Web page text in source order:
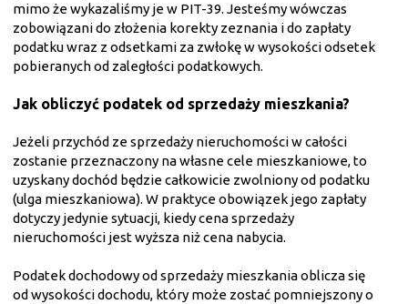
mimo że wykazaliśmy je w PIT-39. Jesteśmy wówczas
zobowiązani do złożenia korekty zeznania i do zapłaty
podatku wraz z odsetkami za zwłokę w wysokości odsetek
pobieranych od zaległości podatkowych.
Jak obliczyć podatek od sprzedaży mieszkania?
Jeżeli przychód ze sprzedaży nieruchomości w całości
zostanie przeznaczony na własne cele mieszkaniowe, to
uzyskany dochód będzie całkowicie zwolniony od podatku
(ulga mieszkaniowa). W praktyce obowiązek jego zapłaty
dotyczy jedynie sytuacji, kiedy cena sprzedaży
nieruchomości jest wyższa niż cena nabycia.
Podatek dochodowy od sprzedaży mieszkania oblicza się
od wysokości dochodu, który może zostać pomniejszony o